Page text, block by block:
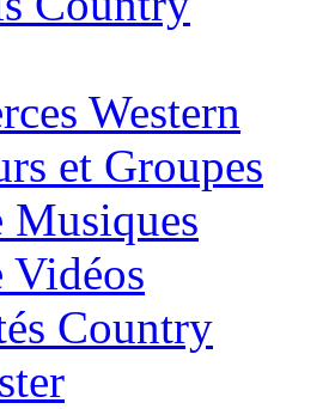
Western
et Groupes
Musiques
Vidéos
Country